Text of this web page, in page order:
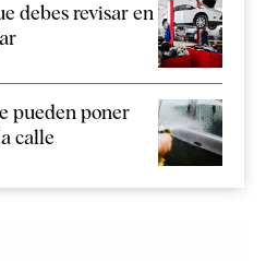
debes revisar en
pueden poner
calle